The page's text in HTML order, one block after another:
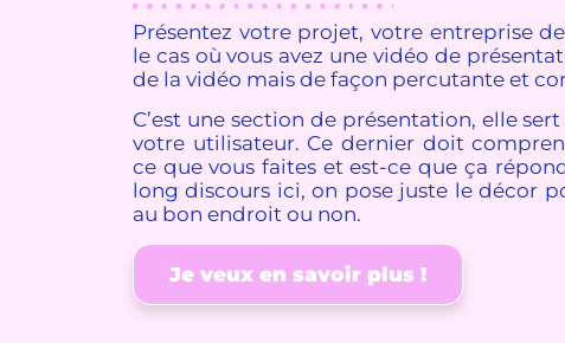
Présentez votre projet, votre entreprise
le cas où vous avez une vidéo de
de la vidéo mais de façon percutante et
C’est une section de présentation, elle
votre utilisateur. Ce dernier doit
ce que vous faites et est-ce que ça
long discours ici, on pose juste le décor
au bon endroit ou non.
Je veux en savoir plus !